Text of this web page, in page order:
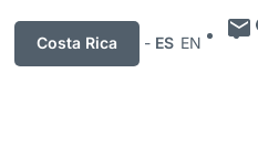
Costa Rica - ES EN